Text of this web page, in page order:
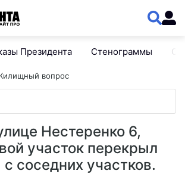
Президента Стенограммы
вопрос
Нестеренко 6,
участок перекрыл
соседних участков.